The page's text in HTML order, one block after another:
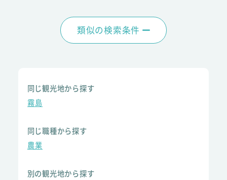
類似の検索条件
同じ観光地から探す
霧島
同じ職種から探す
農業
別の観光地から探す